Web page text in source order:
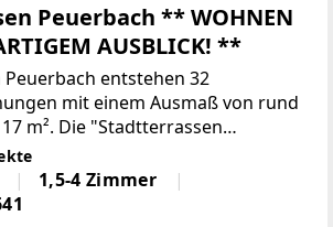
Peuerbach ** WOHNEN
AUSBLICK! **
entstehen 32
mit einem Ausmaß von rund
m². Die "Stadtterrassen
ausgerichtet,
des Narzissenweges und
Ausblick über Peuerbach.
1,5-4 Zimmer